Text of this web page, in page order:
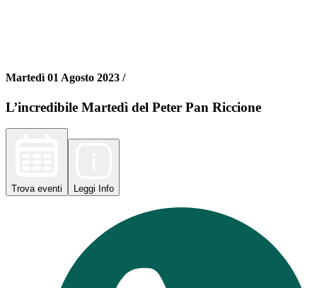
Martedì 01 Agosto 2023 /
L’incredibile Martedì del Peter Pan Riccione
Trova eventi Leggi Info